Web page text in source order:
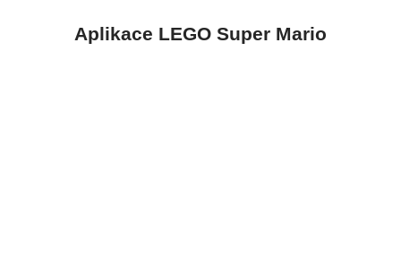
Aplikace LEGO Super Mario